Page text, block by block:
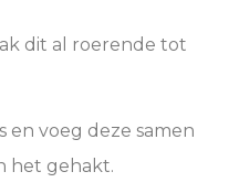
dit al roerende tot
en voeg deze samen
het gehakt.